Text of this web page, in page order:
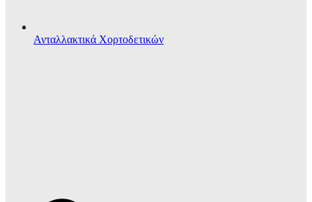
Ανταλλακτικά Χορτοδετικών